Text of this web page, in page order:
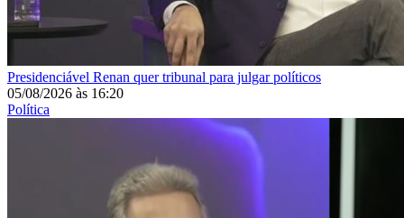
Presidenciável Renan quer tribunal para julgar políticos
05/08/2026 às 16:20
Política